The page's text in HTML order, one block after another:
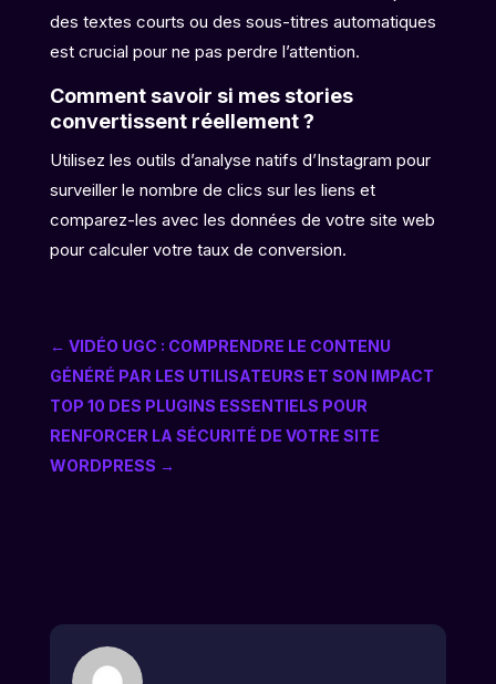
des textes courts ou des sous-titres automatiques
est crucial pour ne pas perdre l’attention.
Comment savoir si mes stories
convertissent réellement ?
Utilisez les outils d’analyse natifs d’Instagram pour
surveiller le nombre de clics sur les liens et
comparez-les avec les données de votre site web
pour calculer votre taux de conversion.
← VIDÉO UGC : COMPRENDRE LE CONTENU
GÉNÉRÉ PAR LES UTILISATEURS ET SON IMPACT
TOP 10 DES PLUGINS ESSENTIELS POUR
RENFORCER LA SÉCURITÉ DE VOTRE SITE
WORDPRESS →